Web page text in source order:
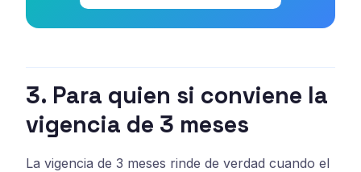
3. Para quien si conviene la
vigencia de 3 meses
La vigencia de 3 meses rinde de verdad cuando el